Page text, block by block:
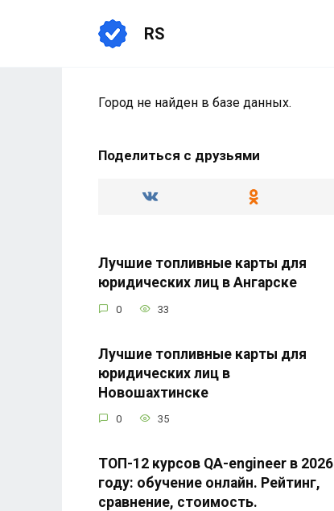
RS
Город не найден в базе данных.
Поделиться с друзьями
Лучшие топливные карты для
юридических лиц в Ангарске
0 33
Лучшие топливные карты для
юридических лиц в
Новошахтинске
0 35
ТОП-12 курсов QA-engineer в 2026
году: обучение онлайн. Рейтинг,
сравнение, стоимость.